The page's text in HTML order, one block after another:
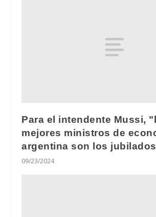
Para el intendente Mussi,
mejores ministros de
argentina son los
09/23/2024